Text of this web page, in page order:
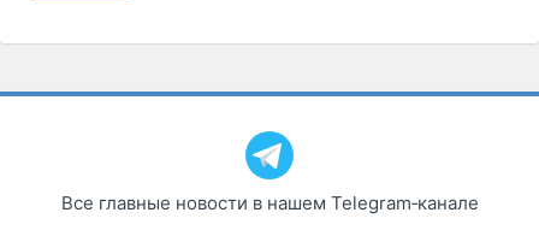
Все главные новости в нашем Telegram‑канале